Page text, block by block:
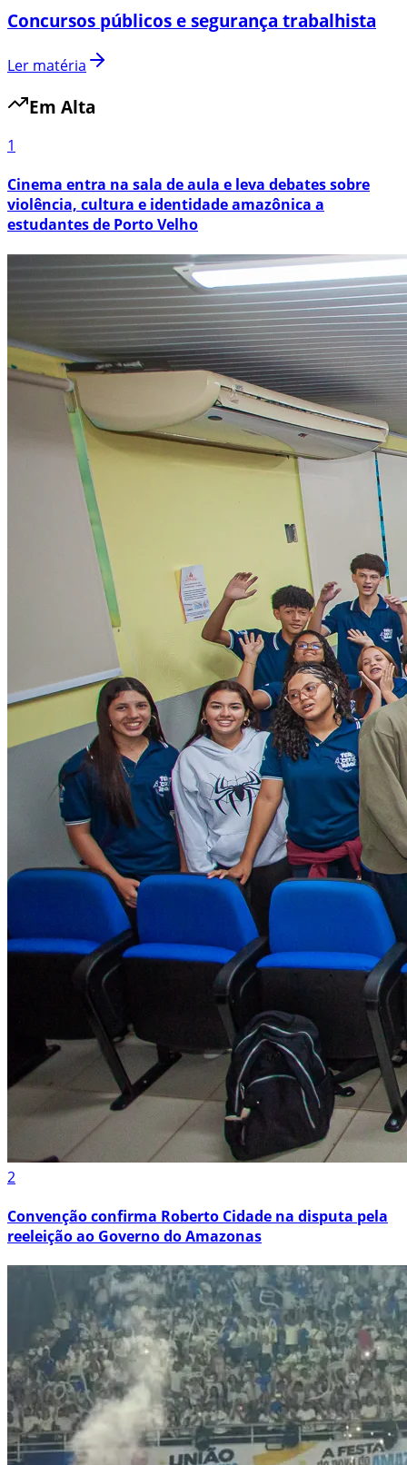
Concursos públicos e segurança trabalhista
Ler matéria
Em Alta
1
Cinema entra na sala de aula e leva debates sobre
violência, cultura e identidade amazônica a
estudantes de Porto Velho
2
Convenção confirma Roberto Cidade na disputa pela
reeleição ao Governo do Amazonas